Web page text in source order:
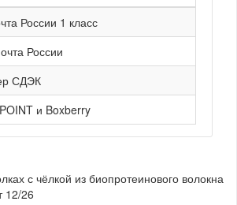
России 1 класс
России
СДЭК
и Boxberry
с чёлкой из биопротеинового волокна
12/26